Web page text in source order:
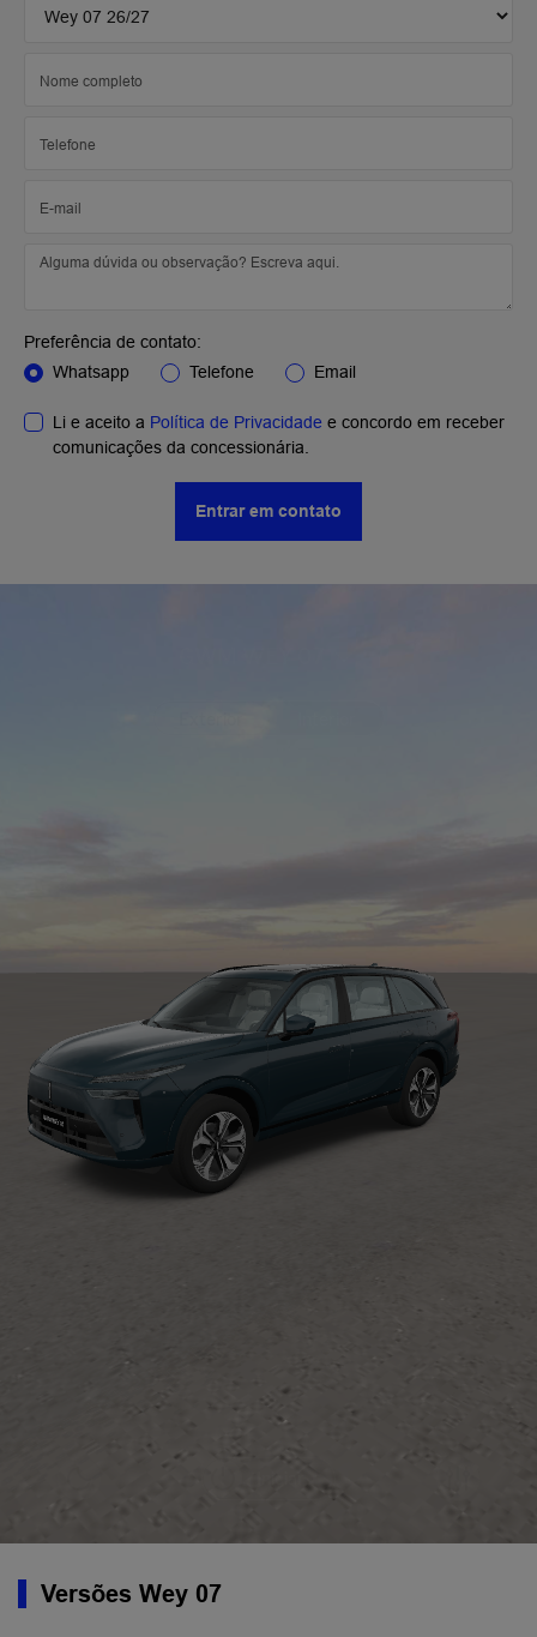
Preferência de contato:
Whatsapp
Telefone Email
Li e aceito a Política de Privacidade e concordo em receber
comunicações da concessionária.
Entrar em contato
Versões Wey 07